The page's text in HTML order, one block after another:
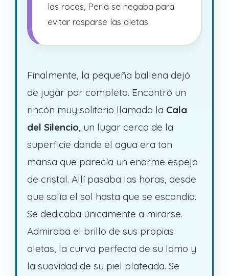
las rocas, Perla se negaba para
evitar rasparse las aletas.
Finalmente, la pequeña ballena dejó
de jugar por completo. Encontró un
rincón muy solitario llamado la Cala
del Silencio, un lugar cerca de la
superficie donde el agua era tan
mansa que parecía un enorme espejo
de cristal. Allí pasaba las horas, desde
que salía el sol hasta que se escondía.
Se dedicaba únicamente a mirarse.
Admiraba el brillo de sus propias
aletas, la curva perfecta de su lomo y
la suavidad de su piel plateada. Se